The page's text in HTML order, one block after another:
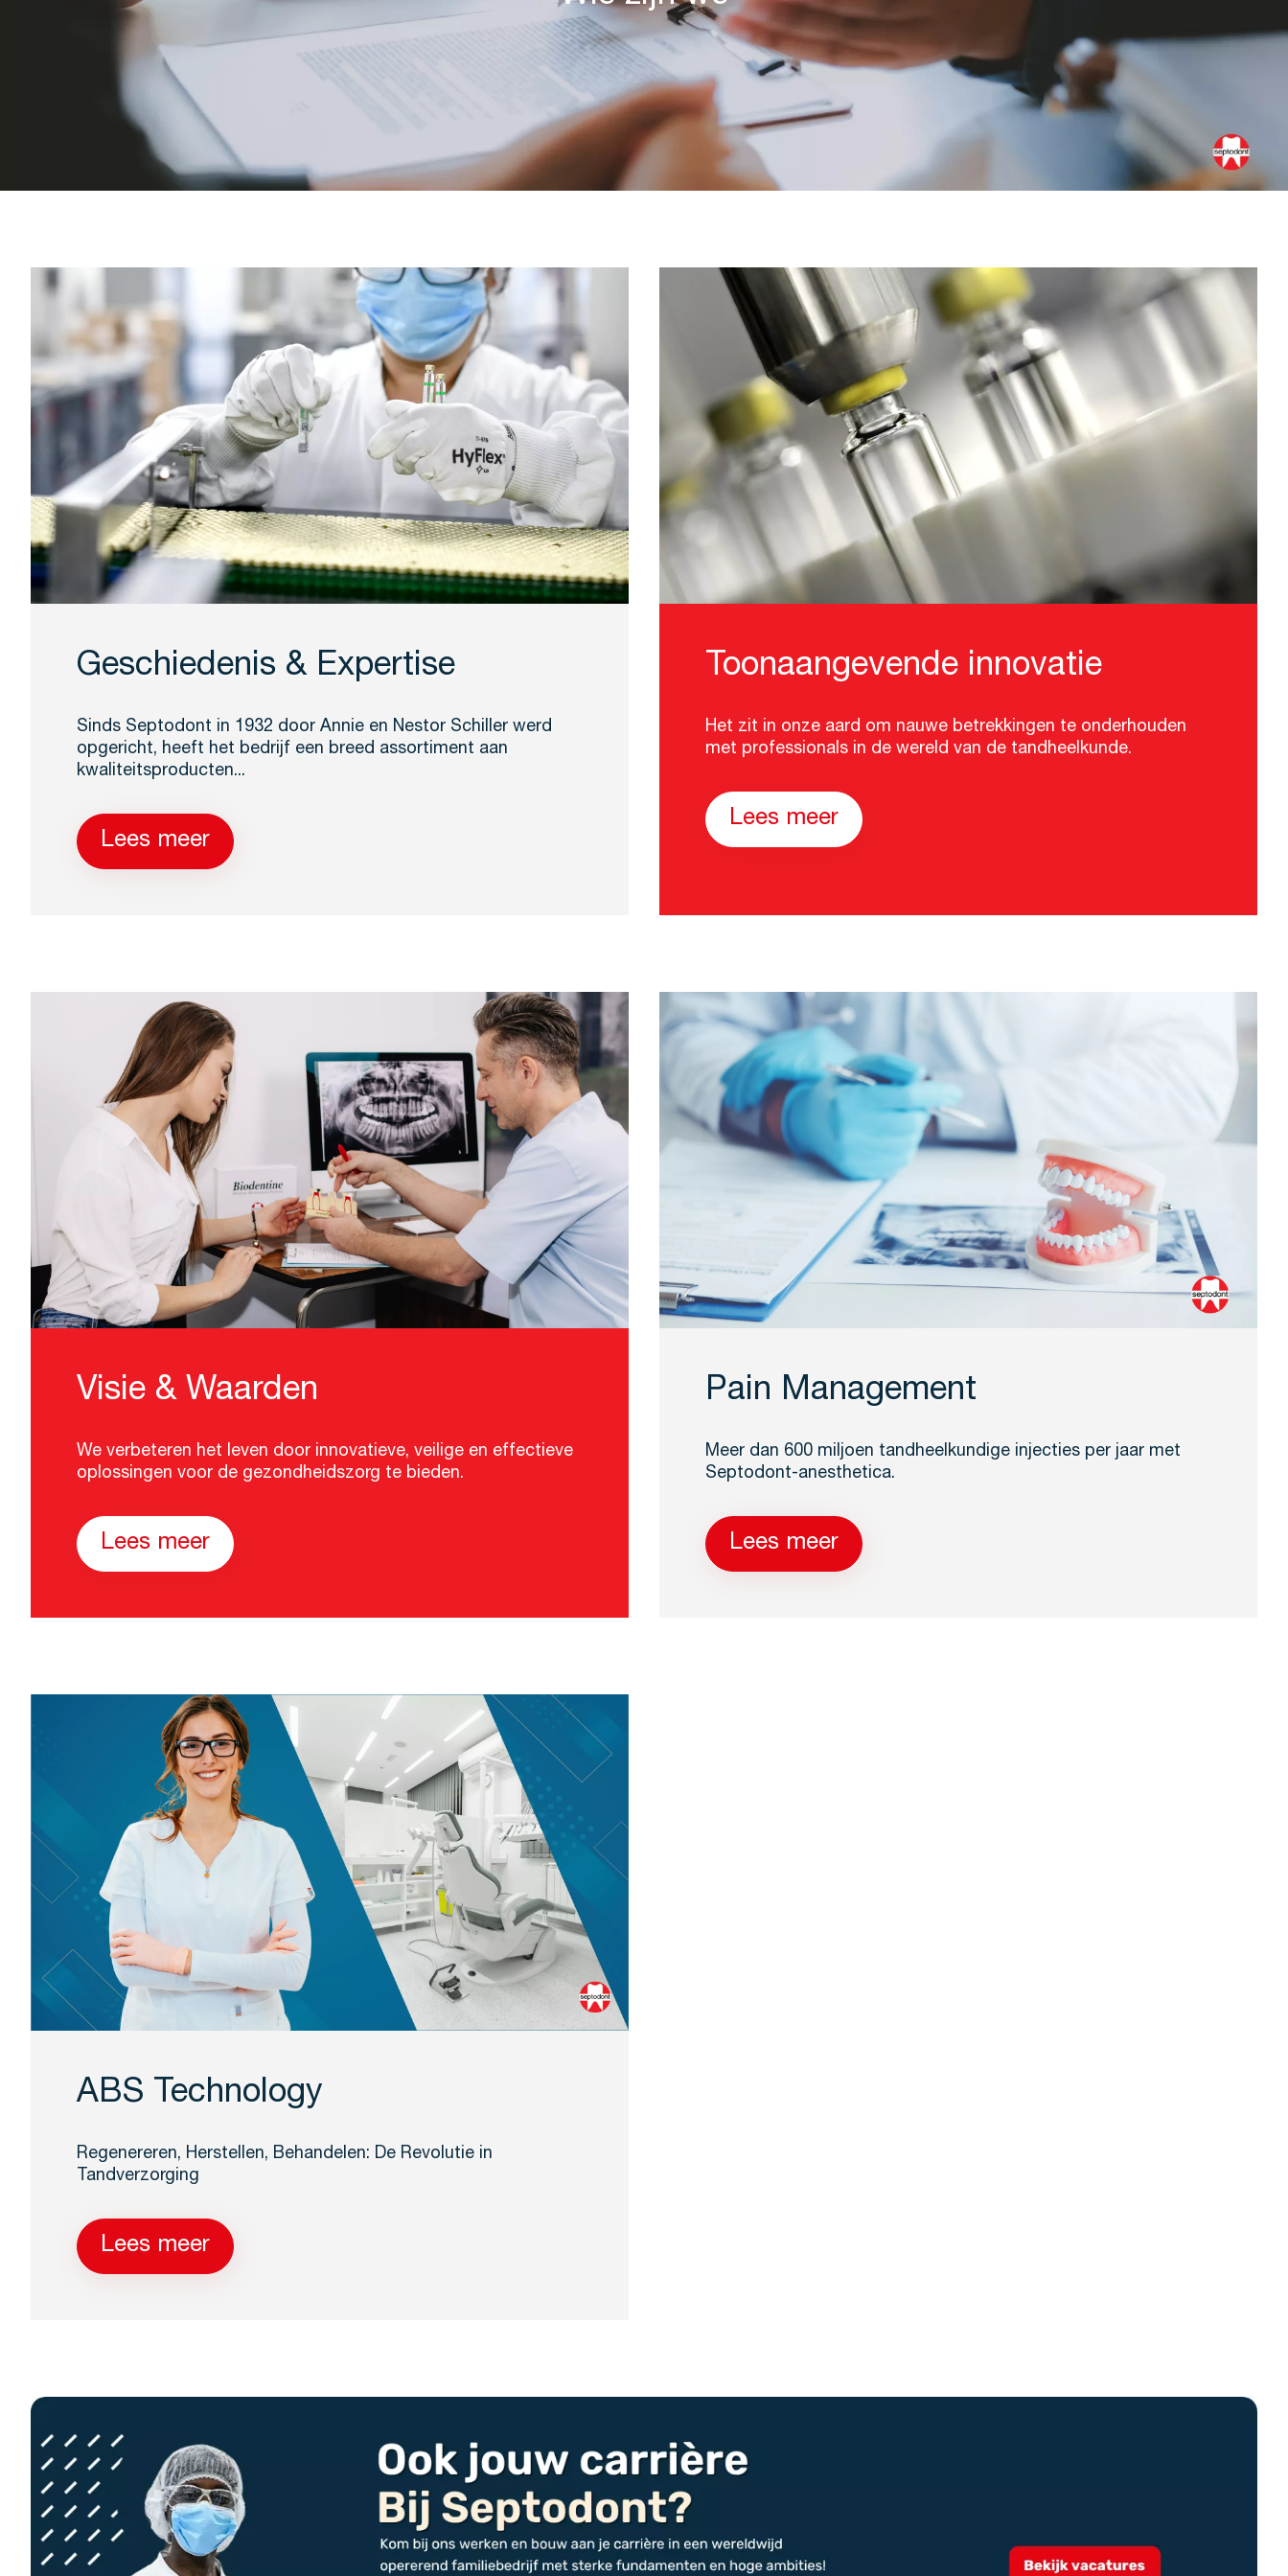
Geschiedenis & Expertise
Sinds Septodont in 1932 door Annie en Nestor Schiller werd
opgericht, heeft het bedrijf een breed assortiment aan
kwaliteitsproducten...
Lees meer
Toonaangevende innovatie
Het zit in onze aard om nauwe betrekkingen te onderhouden
met professionals in de wereld van de tandheelkunde.
Lees meer
Visie & Waarden
We verbeteren het leven door innovatieve, veilige en effectieve
oplossingen voor de gezondheidszorg te bieden.
Lees meer
Pain Management
Meer dan 600 miljoen tandheelkundige injecties per jaar met
Septodont-anesthetica.
Lees meer
ABS Technology
Regenereren, Herstellen, Behandelen: De Revolutie in
Tandverzorging
Lees meer